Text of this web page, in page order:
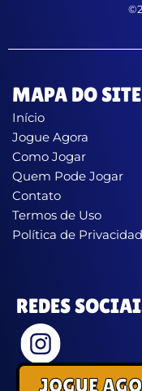
MAPA DO SITE
Início
Jogue Agora
Como Jogar
Quem Pode Jogar
Contato
Termos de Uso
Política de
REDES
JOGUE